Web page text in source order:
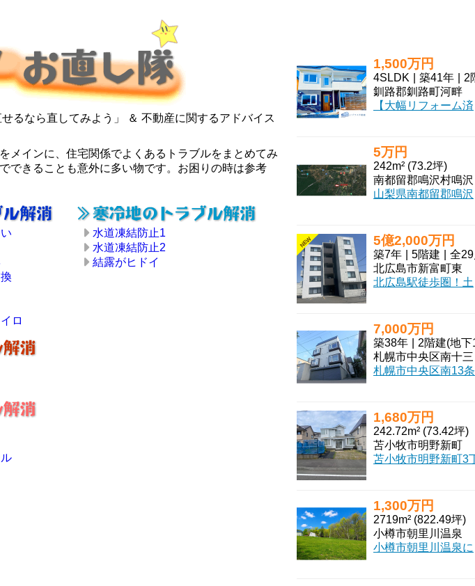
るなら直してみよう」 ＆ 不動産に関するアドバイス
メインに、住宅関係でよくあるトラブルをまとめてみ
できることも意外に多い物です。お困りの時は参考
ロ
水道凍結防止1
水道凍結防止2
結露がヒドイ
1,500万円
4SLDK 築41年
2
釧路郡釧路町河畔
5万円
242m² (73.2坪)
NEW 5億2,000万円
築7年 5階建
全
北広島市新富町東
7,000万円
築38年 2階建(地下1
1,680万円
242.72m² (73.42坪)
苫小牧市明野新町
1,300万円
2719m² (822.49坪)
小樽市朝里川温泉